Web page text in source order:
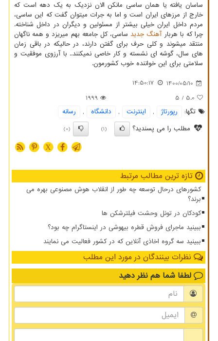
ساسان یافته یا همان ساسی مانکن الان نزدیک به یک دهه است که
خارج از مرزهای ایران است و اما به جرات میتوان گفت که این ساسی،
مردم داخل ایران خیلی بیشتر از مسئولین و دیگران در داخل شناخته.
چرا که با هربار آهنگ جدید ساسی، کل جامعه بهم میریزد و همه ناگهان
منتقد میشوند و کلی حرف برای گفتن دارند، در حالیکه در باقی زمان
های سال، گوشه ای نشسته و کار خاصی نمیکنند.. با آرزوی موفقیت و
سلامتی برای این خواننده خوب کشورمون.
1400/05/10
14:50:17
5.0
/ 5
1999
تگها:
رپورتاژ , اینترنت , دانشگاه ,
رسانه
مطلب را می پسندید؟
(1)
(0)
X
تازه ترین مطالب مرتبط
کشورهای درحال توسعه چه طور از انقلاب هوش مصنوعی بهره می
برند؟
کودکان در تونل وحشت فیلترشکن ها
ببینید ماجرای فروش قطره بیهوشی در اینستاگرام چه بود؟
ببینید سه گروه اخاذی آنلاین که در کشور فعالیت می نمایند
نظرات بینندگان در مورد این مطلب
لطفا شما هم نظر دهید